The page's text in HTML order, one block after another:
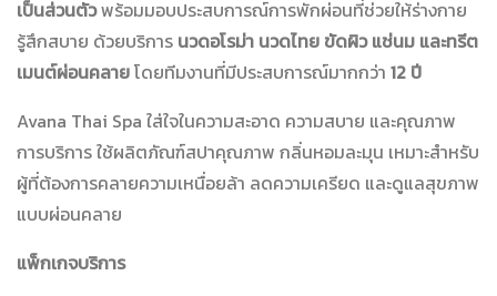
เป็นส่วนตัวพร้อมมอบประสบการณ์การพักผ่อนที่ช่วยให้ร่างกาย
รู้สึกสบาย ด้วยบริการ นวดอโรม่า นวดไทย ขัดผิว แช่นม และทรีต
เมนต์ผ่อนคลายโดยทีมงานที่มีประสบการณ์มากกว่า 12 ปี
Avana Thai Spa ใส่ใจในความสะอาด ความสบาย และคุณภาพ
การบริการ ใช้ผลิตภัณฑ์สปาคุณภาพ กลิ่นหอมละมุน เหมาะสำหรับ
ผู้ที่ต้องการคลายความเหนื่อยล้า ลดความเครียด และดูแลสุขภาพ
แบบผ่อนคลาย
แพ็กเกจบริการ